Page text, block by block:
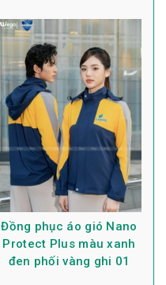
Đồng phục áo gió Nano
Protect Plus màu xanh
đen phối vàng ghi 01